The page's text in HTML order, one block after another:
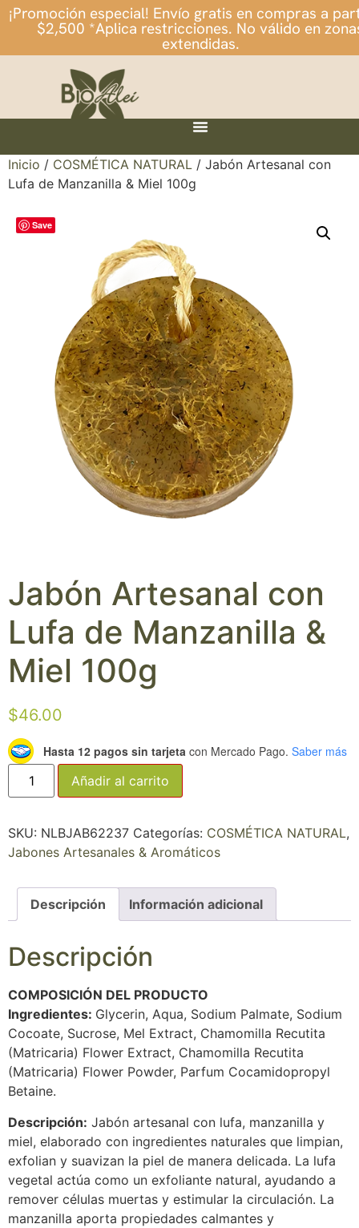
¡Promoción especial! Envío gratis en compras a
$2,500 *Aplica restricciones. No válido en
extendidas.
Inicio / COSMÉTICA NATURAL / Jabón Artesanal con
Lufa de Manzanilla & Miel 100g
Save
Jabón Artesanal con
Lufa de Manzanilla &
Miel 100g
$46.00
Hasta 12 pagos sin tarjeta con Mercado Pago. Saber más
Añadir al carrito
SKU: NLBJAB62237 Categorías: COSMÉTICA NATURAL,
Jabones Artesanales & Aromáticos
Descripción Información adicional
Descripción
COMPOSICIÓN DEL PRODUCTO
Ingredientes: Glycerin, Aqua, Sodium Palmate, Sodium
Cocoate, Sucrose, Mel Extract, Chamomilla Recutita
(Matricaria) Flower Extract, Chamomilla Recutita
(Matricaria) Flower Powder, Parfum Cocamidopropyl
Betaine.
Descripción: Jabón artesanal con lufa, manzanilla y
miel, elaborado con ingredientes naturales que limpian,
exfolian y suavizan la piel de manera delicada. La lufa
vegetal actúa como un exfoliante natural, ayudando a
remover células muertas y estimular la circulación. La
manzanilla aporta propiedades calmantes y